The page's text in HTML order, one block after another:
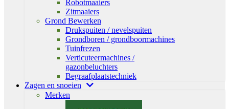
Robotmaaiers
Zitmaaiers
Grond Bewerken
Drukspuiten / nevelspuiten
Grondboren / grondboormachines
Tuinfrezen
Verticuteermachines /
gazonbeluchters
Begraafplaatstechniek
Zagen en snoeien
Merken